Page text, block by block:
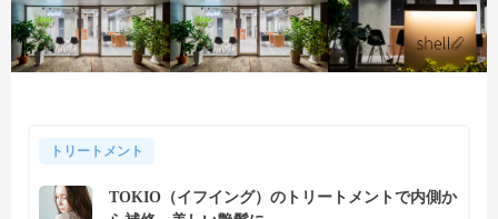
トリートメント
TOKIO（イフイング）のトリートメントで内側か